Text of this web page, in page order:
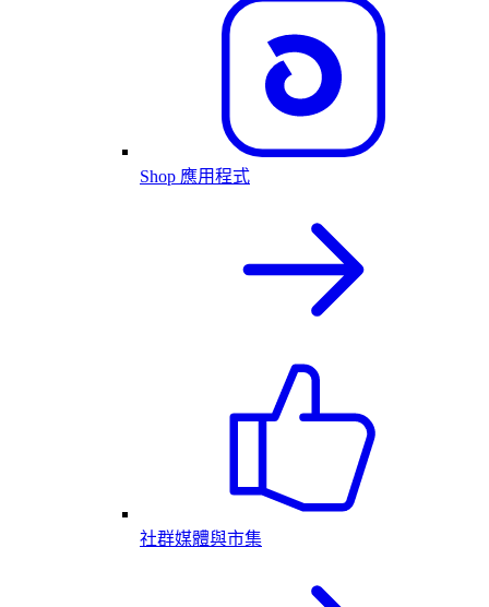
Shop 應用程式
社群媒體與市集